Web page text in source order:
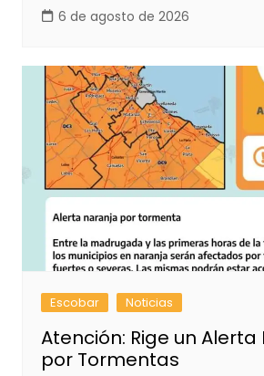
6 de agosto de 2026
Escobar Noticias
Atención: Rige un
por Tormentas